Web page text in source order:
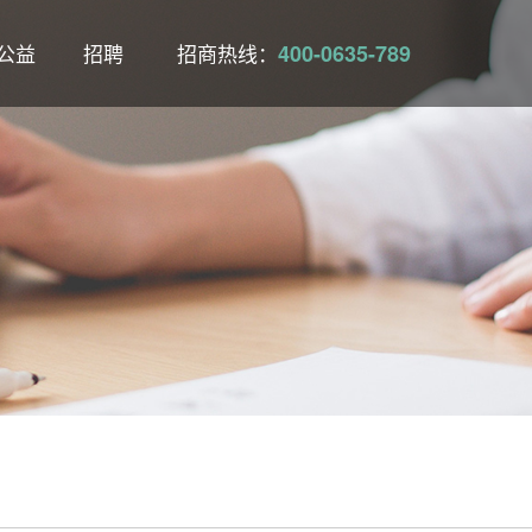
招商热线： 400-0635-789
益 招聘